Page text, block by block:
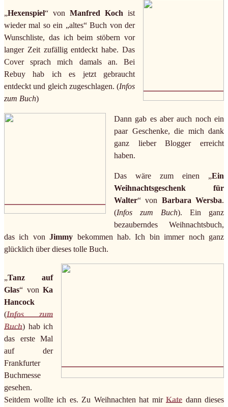
„Hexenspiel“ von Manfred Koch ist
wieder mal so ein „altes“ Buch von der
Wunschliste, das ich beim stöbern vor
langer Zeit zufällig entdeckt habe. Das
Cover sprach mich damals an. Bei
Rebuy hab ich es jetzt gebraucht
entdeckt und gleich zugeschlagen. (Infos
zum Buch)
Dann gab es aber auch noch ein
paar Geschenke, die mich dank
ganz lieber Blogger erreicht
haben.
Das wäre zum einen „Ein
Weihnachtsgeschenk für
Walter“ von Barbara Wersba.
(Infos zum Buch). Ein ganz
bezauberndes Weihnachtsbuch,
das ich vonJimmy bekommen hab. Ich bin immer noch ganz
glücklich über dieses tolle Buch.
„Tanz auf
Glas“ von Ka
Hancock
(Infos zum
Buch) hab ich
das erste Mal
auf der
Frankfurter
Buchmesse
gesehen.
Seitdem wollte ich es. Zu Weihnachten hat mir Kate dann dieses